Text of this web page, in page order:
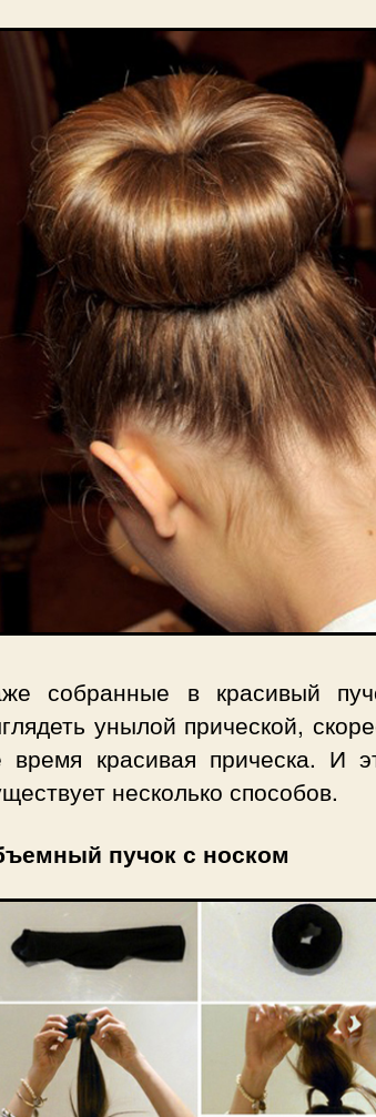
собранные в красивый
унылой прической,
время красивая прическа. И
несколько способов.
пучок с носком